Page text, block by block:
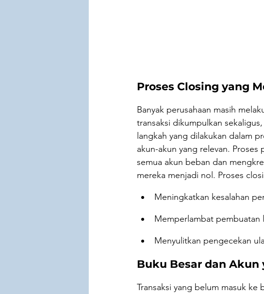
Proses Closing yang
Banyak perusahaan masih
transaksi dikumpulkan
langkah yang dilakukan dalam
akun-akun yang relevan.
semua akun beban dan
mereka menjadi nol. Proses
Meningkatkan kesalahan
Memperlambat pembuatan
Menyulitkan pengecekan
Buku Besar dan
Transaksi yang belum masuk